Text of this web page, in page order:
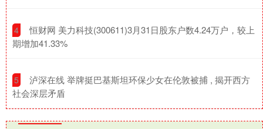
4
​恒财网 美力科技(300611)3月31日股东户数4.24万户，较上
期增加41.33%
5
​泸深在线 举牌挺巴基斯坦环保少女在伦敦被捕 , 揭开西方
社会深层矛盾